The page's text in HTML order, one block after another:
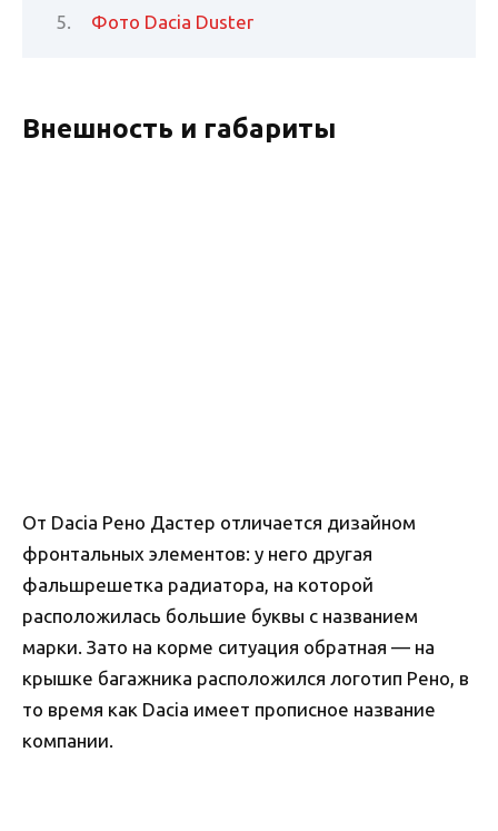
Фото Dacia Duster
Внешность и габариты
От Dacia Рено Дастер отличается дизайном
фронтальных элементов: у него другая
фальшрешетка радиатора, на которой
расположилась большие буквы с названием
марки. Зато на корме ситуация обратная — на
крышке багажника расположился логотип Рено, в
то время как Dacia имеет прописное название
компании.